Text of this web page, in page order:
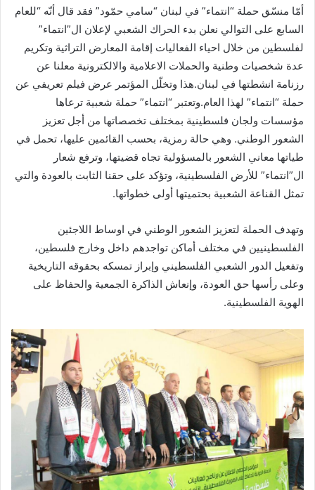
أمّا منسّق حملة “انتماء” في لبنان “سامي حمّود” فقد قال أنّه “للعام
السابع على التوالي نعلن بدء الحراك الشعبي لإعلان ال”انتماء”
لفلسطين من خلال احياء الفعاليات إقامة المعارض التراثية وتكريم
عدة شخصيات وطنية والحملات الاعلامية والالكترونية معلنا عن
رزنامة انشطتها في لبنان.هذا وتخلّل المؤتمر عرض فيلم تعريفي عن
حملة “انتماء” لهذا العام.وتعتبر “انتماء” حملة شعبية ترعاها
مؤسسات ولجان فلسطينية بمختلف تخصصاتها من أجل تعزيز
الشعور الوطني. وهي حالة رمزية، بحسب القائمين عليها، تحمل في
طياتها معاني الشعور بالمسؤولية تجاه قضيتها، وترفع شعار
ال”انتماء” للأرض الفلسطينية، وتؤكد على حقنا الثابت بالعودة والتي
تمثل القناعة الشعبية بحتميتها أولى خطواتها.
وتهدف الحملة لتعزيز الشعور الوطني في اوساط اللاجئين
الفلسطينيين في مختلف أماكن تواجدهم داخل وخارج فلسطين،
وتفعيل الدور الشعبي الفلسطيني وإبراز تمسكه بحقوقه التاريخية
وعلى رأسها حق العودة، وإنعاش الذاكرة الجمعية والحفاظ على
الهوية الفلسطينية.